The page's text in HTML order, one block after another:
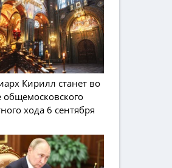
Кирилл станет во
общемосковского
хода 6 сентября